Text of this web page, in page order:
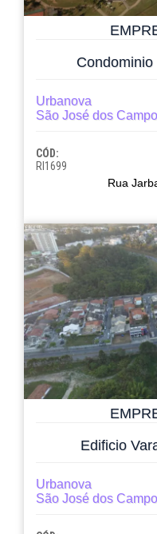
Urbanova
São José dos
CÓD:
RI1699
Rua
Edificio
Urbanova
São José dos